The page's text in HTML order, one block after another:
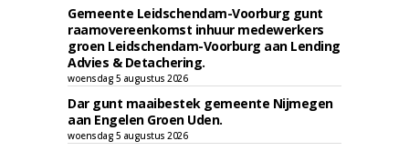
Gemeente Leidschendam-Voorburg gunt
raamovereenkomst inhuur medewerkers
groen Leidschendam-Voorburg aan Lending
Advies & Detachering.
woensdag 5 augustus 2026
Dar gunt maaibestek gemeente Nijmegen
aan Engelen Groen Uden.
woensdag 5 augustus 2026